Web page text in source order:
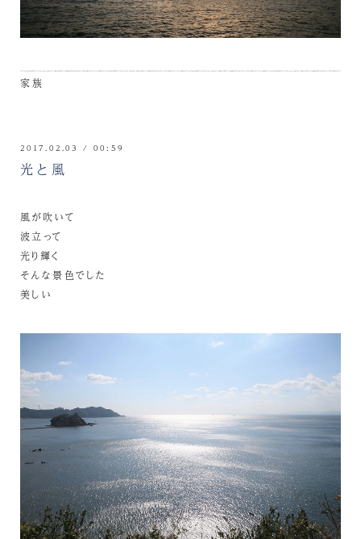
家族
2017.02.03 / 00:59
光と風
風が吹いて
波立って
光り輝く
そんな景色でした
美しい